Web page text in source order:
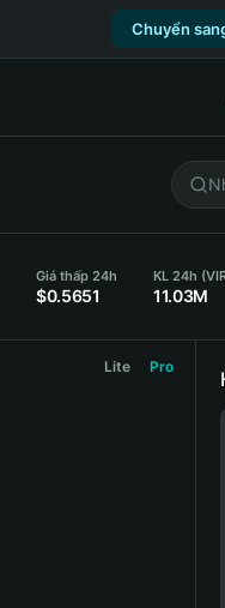
Chuyển
Giá thấp 24h
$0.5651
KL 24h
11.03M
Lite Pro